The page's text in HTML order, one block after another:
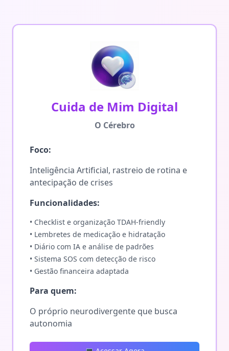
Cuida de Mim Digital
O Cérebro
Foco:
Inteligência Artificial, rastreio de rotina e
antecipação de crises
Funcionalidades:
• Checklist e organização TDAH-friendly
• Lembretes de medicação e hidratação
• Diário com IA e análise de padrões
• Sistema SOS com detecção de risco
• Gestão financeira adaptada
Para quem:
O próprio neurodivergente que busca
autonomia